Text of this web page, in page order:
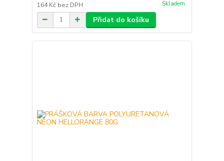
164 Kč bez DPH Skladem
Přidat do košíku